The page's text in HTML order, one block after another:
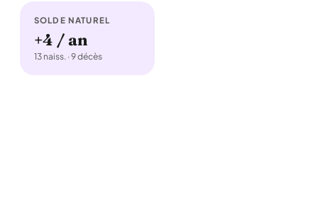
SOLDE NATUREL
+4 / an
13 naiss. · 9 décès